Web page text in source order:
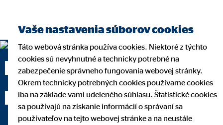
Bc. Michal Šandor —
Myjava
Vaše nastavenia súborov cookies
Táto webová stránka používa cookies. Niektoré z týchto
cookies sú nevyhnutné a technicky potrebné na
zabezpečenie správneho fungovania webovej stránky.
Okrem technicky potrebných cookies používame cookies
iba na základe vami udeleného súhlasu. Štatistické cookies
sa používajú na získanie informácií o správaní sa
používateľov na tejto webovej stránke a na neustále